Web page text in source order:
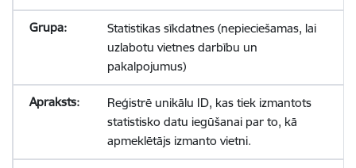
Statistikas sīkdatnes (nepieciešamas, lai
uzlabotu vietnes darbību un
pakalpojumus)
Reģistrē unikālu ID, kas tiek izmantots
statistisko datu iegūšanai par to, kā
apmeklētājs izmanto vietni.